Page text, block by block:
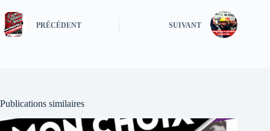
PRÉCÉDENT SUIVANT
Publications similaires